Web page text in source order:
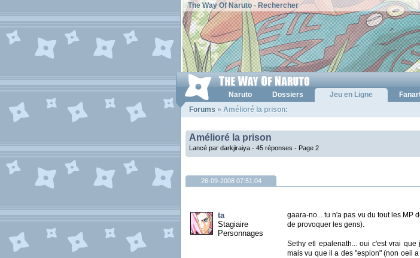
The Way Of Naruto- Rechercher
Naruto Dossiers Jeu en Ligne
Forums » Amélioré la prison:
Amélioré la prison
Lancé par darkjiraiya - 45 réponses - Page 2
26-09-2008 07:51:04
ta
Stagiaire
Personnages
gaara-no... tu n'a pas vu du tout les MP
de provoquer les gens).
Sethy etl epalenath... oui c'est vrai
mais vu que il a des "espion" (non oeil